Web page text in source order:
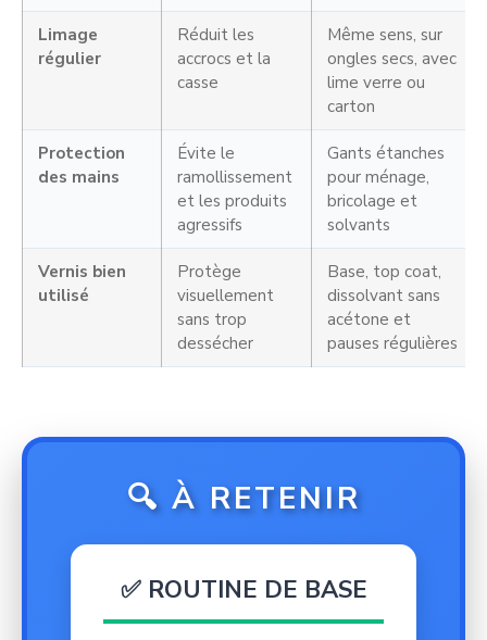
Limage
régulier
Réduit les
accrocs et la
casse
Même sens, sur
ongles secs, avec
lime verre ou
carton
Protection
des mains
Évite le
ramollissement
et les produits
agressifs
Gants étanches
pour ménage,
bricolage et
solvants
Vernis bien
utilisé
Protège
visuellement
sans trop
dessécher
Base, top coat,
dissolvant sans
acétone et
pauses régulières
🔍 À RETENIR
✅ ROUTINE DE BASE